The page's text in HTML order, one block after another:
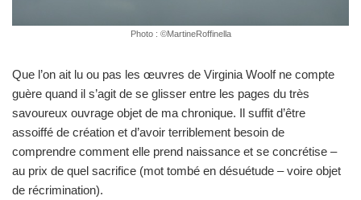
Photo : ©MartineRoffinella
Que l’on ait lu ou pas les œuvres de Virginia Woolf ne compte
guère quand il s’agit de se glisser entre les pages du très
savoureux ouvrage objet de ma chronique. Il suffit d’être
assoiffé de création et d’avoir terriblement besoin de
comprendre comment elle prend naissance et se concrétise –
au prix de quel sacrifice (mot tombé en désuétude – voire objet
de récrimination).